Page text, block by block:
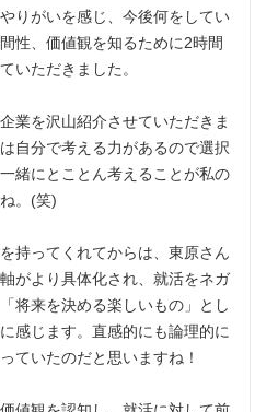
りがいを感じ、今後何をしてい
性、価値観を知るために2時間
いただきました。
業を沢山紹介させていただきま
自分で考える力があるので選択
緒にとことん考えることが私の
。(笑)
持ってくれてからは、東原さん
がより具体化され、就活をネガ
将来を決める楽しいもの」とし
感じます。直感的にも論理的に
ていたのだと思いますね！